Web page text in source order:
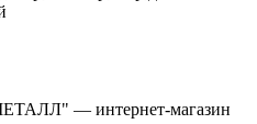
— интернет-магазин